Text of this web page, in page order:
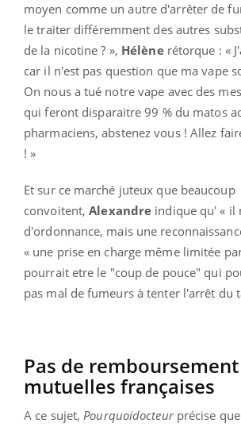
moyen comme un autre d'arrêter de
le traiter différemment des autres
de la nicotine ? », Hélènerétorque : «
car il n'est pas question que ma vape
On nous a tué notre vape avec des
qui feront disparaitre 99 % du matos
pharmaciens, abstenez vous ! Allez
! »
Et sur ce marché juteux que beaucoup
convoitent,Alexandre indique qu' « il
d'ordonnance, mais une
« une prise en charge même limitée
pourrait etre le "coup de pouce" qui
pas mal de fumeurs à tenter l'arrêt du
Pas de
mutuelles françaises
A ce sujet,Pourquoidocteurprécise